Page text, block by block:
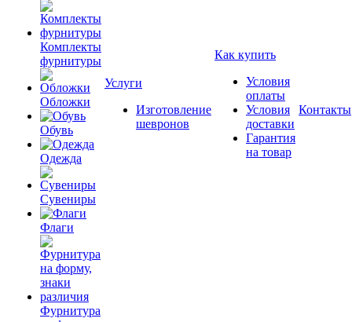
Комплекты
фурнитуры
Обложки
Обувь
Одежда
Сувениры
Флаги
Фурнитура
Услуги
Изготовление
шевронов
Как купить
Условия
оплаты
Условия
доставки
Гарантия
на товар
Контакты